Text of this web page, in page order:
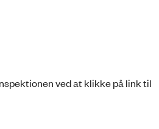
ved at klikke på link til